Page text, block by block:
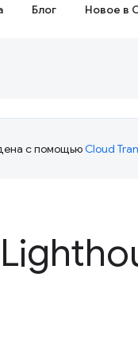
Блог Новое в
с помощьюCloud